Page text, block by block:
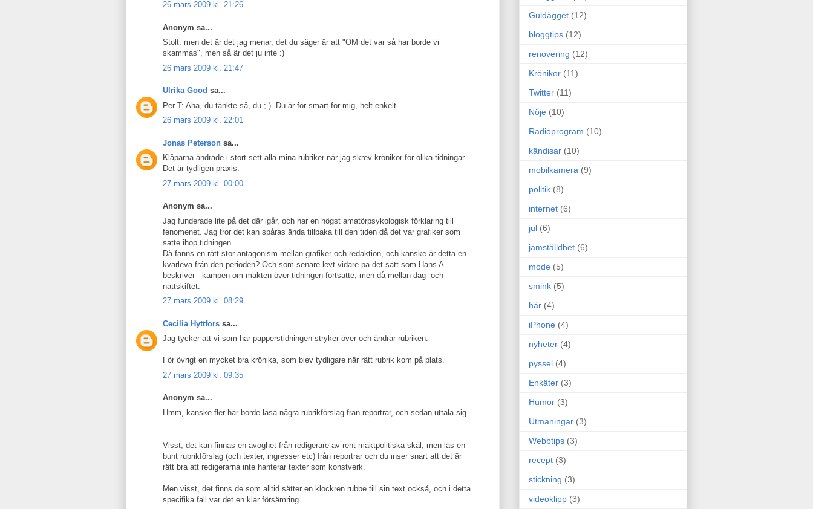
26 mars 2009 kl. 21:26
Anonym sa...
Stolt: men det är det jag menar, det du säger är att "OM det var så har borde vi
skammas", men så är det ju inte :)
26 mars 2009 kl. 21:47
Ulrika Good sa...
Per T: Aha, du tänkte så, du ;-). Du är för smart för mig, helt enkelt.
26 mars 2009 kl. 22:01
Jonas Peterson sa...
Klåparna ändrade i stort sett alla mina rubriker när jag skrev krönikor för olika tidningar.
Det är tydligen praxis.
27 mars 2009 kl. 00:00
Anonym sa...
Jag funderade lite på det där igår, och har en högst amatörpsykologisk förklaring till
fenomenet. Jag tror det kan spåras ända tillbaka till den tiden då det var grafiker som
satte ihop tidningen.
Då fanns en rätt stor antagonism mellan grafiker och redaktion, och kanske är detta en
kvarleva från den perioden? Och som senare levt vidare på det sätt som Hans A
beskriver - kampen om makten över tidningen fortsatte, men då mellan dag- och
nattskiftet.
27 mars 2009 kl. 08:29
Cecilia Hyttfors sa...
Jag tycker att vi som har papperstidningen stryker över och ändrar rubriken.
För övrigt en mycket bra krönika, som blev tydligare när rätt rubrik kom på plats.
27 mars 2009 kl. 09:35
Anonym sa...
Hmm, kanske fler här borde läsa några rubrikförslag från reportrar, och sedan uttala sig
Visst, det kan finnas en avoghet från redigerare av rent maktpolitiska skäl, men läs en
bunt rubrikförslag (och texter, ingresser etc) från reportrar och du inser snart att det är
rätt bra att redigerarna inte hanterar texter som konstverk.
Men visst, det finns de som alltid sätter en klockren rubbe till sin text också, och i detta
specifika fall var det en klar försämring.
Guldägget (12)
bloggtips (12)
renovering (12)
Krönikor (11)
Twitter (11)
Nöje (10)
Radioprogram (10)
kändisar (10)
mobilkamera (9)
politik (8)
internet (6)
jul (6)
jämställdhet (6)
mode (5)
smink (5)
hår (4)
iPhone (4)
nyheter (4)
pyssel (4)
Enkäter (3)
Humor (3)
Utmaningar (3)
Webbtips (3)
recept (3)
stickning (3)
videoklipp (3)